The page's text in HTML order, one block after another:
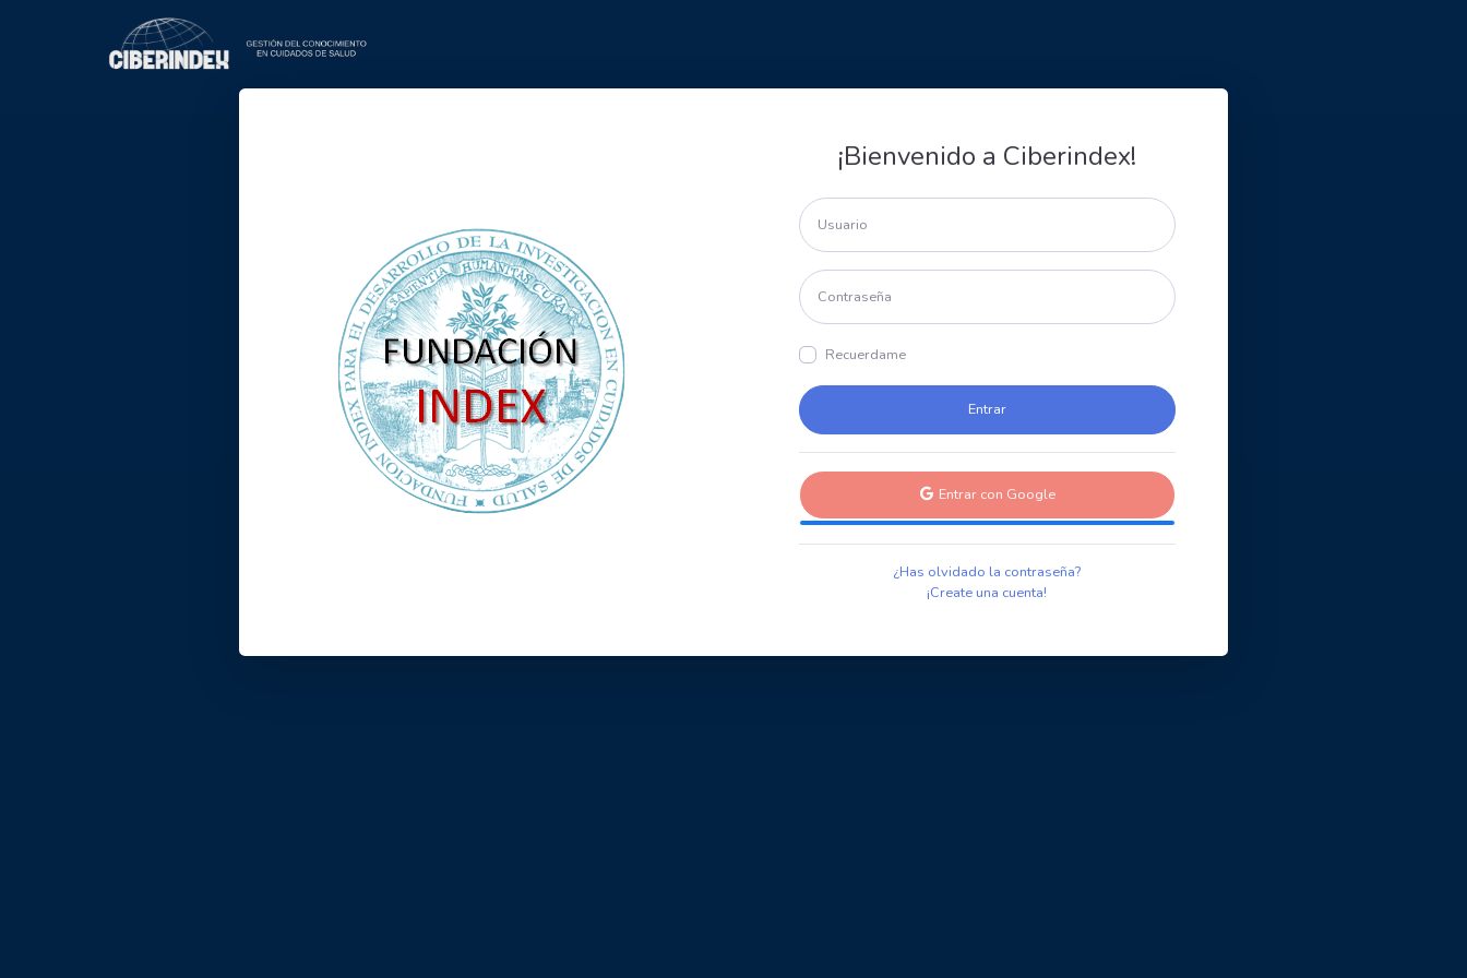
¡Bienvenido a Ciberindex!
Recuerdame
Entrar con Google
¿Has olvidado la contraseña?
¡Create una cuenta!